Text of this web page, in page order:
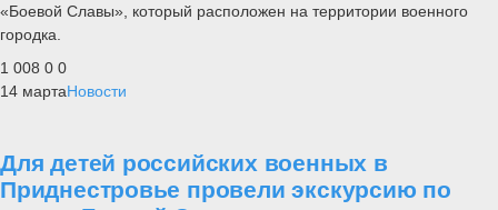
«Боевой Славы», который расположен на территории военного
городка.
1 008 0 0
14 мартаНовости
Для детей российских военных в
Приднестровье провели экскурсию по